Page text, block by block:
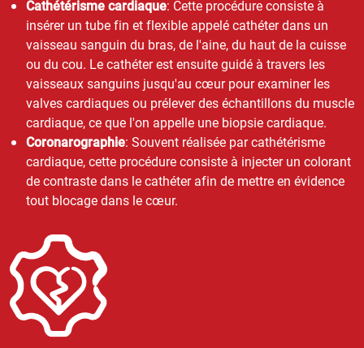
Cathétérisme cardiaque: Cette procédure consiste à
insérer un tube fin et flexible appelé cathéter dans un
vaisseau sanguin du bras, de l'aine, du haut de la cuisse
ou du cou. Le cathéter est ensuite guidé à travers les
vaisseaux sanguins jusqu'au cœur pour examiner les
valves cardiaques ou prélever des échantillons du muscle
cardiaque, ce que l'on appelle une biopsie cardiaque.
Coronarographie: Souvent réalisée par cathétérisme
cardiaque, cette procédure consiste à injecter un colorant
de contraste dans le cathéter afin de mettre en évidence
tout blocage dans le cœur.